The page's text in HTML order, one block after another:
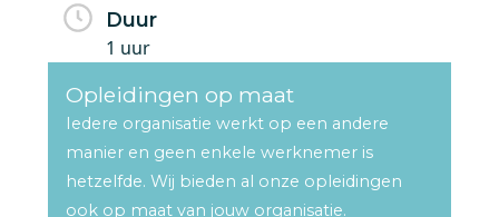
Duur
1 uur
Opleidingen op maat
Iedere organisatie werkt op een andere
manier en geen enkele werknemer is
hetzelfde. Wij bieden al onze opleidingen
ook op maat van jouw organisatie.